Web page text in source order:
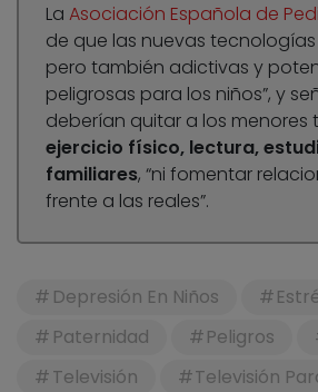
La Asociación Española de
de que las nuevas tecnologías
pero también adictivas y
peligrosas para los niños”, y
deberían quitar a los menores
ejercicio físico, lectura,
familiares, “ni fomentar
frente a las reales”.
Depresión En Niños
Paternidad
Peligros
Televisión
Televisión